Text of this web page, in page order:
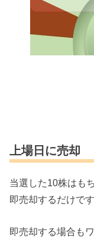
上場日に売却
当選した10株はも
即売却するだけです
即売却する場合も